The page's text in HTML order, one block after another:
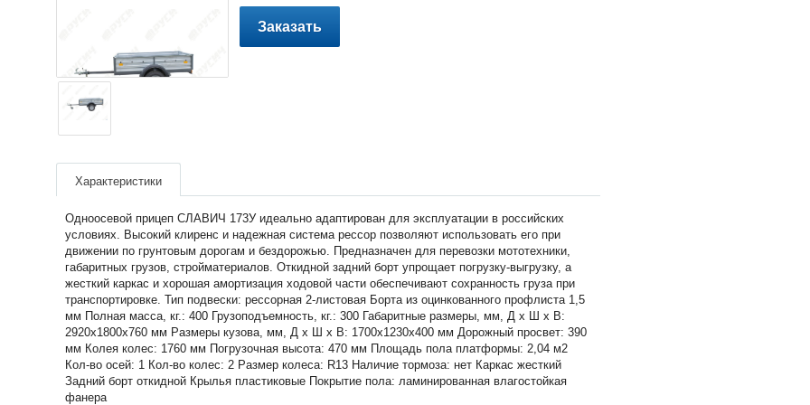
Заказать
Характеристики
Одноосевой прицеп СЛАВИЧ 173У идеально адаптирован для эксплуатации в российских
условиях. Высокий клиренс и надежная система рессор позволяют использовать его при
движении по грунтовым дорогам и бездорожью. Предназначен для перевозки мототехники,
габаритных грузов, стройматериалов. Откидной задний борт упрощает погрузку-выгрузку, а
жесткий каркас и хорошая амортизация ходовой части обеспечивают сохранность груза при
транспортировке. Тип подвески: рессорная 2-листовая Борта из оцинкованного профлиста 1,5
мм Полная масса, кг.: 400 Грузоподъемность, кг.: 300 Габаритные размеры, мм, Д х Ш х В:
2920х1800х760 мм Размеры кузова, мм, Д х Ш х В: 1700х1230х400 мм Дорожный просвет: 390
мм Колея колес: 1760 мм Погрузочная высота: 470 мм Площадь пола платформы: 2,04 м2
Кол-во осей: 1 Кол-во колес: 2 Размер колеса: R13 Наличие тормоза: нет Каркас жесткий
Задний борт откидной Крылья пластиковые Покрытие пола: ламинированная влагостойкая
фанера